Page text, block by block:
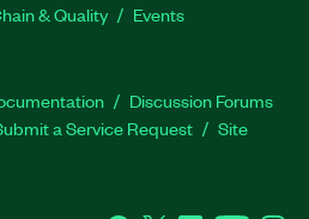
& Quality Events
Discussion Forums
a Service Request
Site